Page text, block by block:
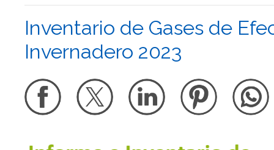
Inventario de Gases de
Invernadero 2023